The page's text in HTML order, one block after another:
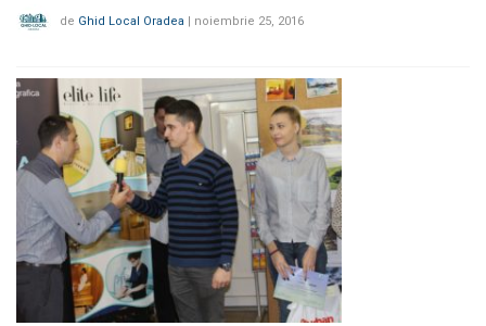
de Ghid Local Oradea | noiembrie 25, 2016